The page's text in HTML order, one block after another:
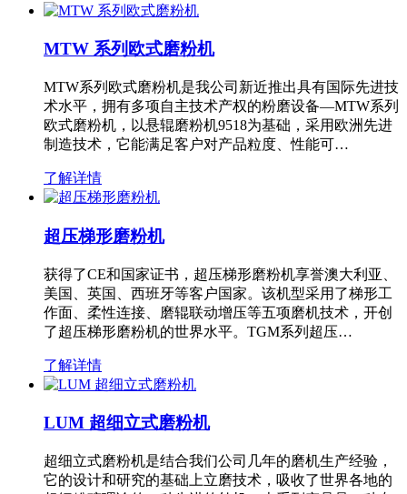
MTW 系列欧式磨粉机
MTW系列欧式磨粉机是我公司新近推出具有国际先进技
术水平，拥有多项自主技术产权的粉磨设备—MTW系列
欧式磨粉机，以悬辊磨粉机9518为基础，采用欧洲先进
制造技术，它能满足客户对产品粒度、性能可…
了解详情
超压梯形磨粉机
获得了CE和国家证书，超压梯形磨粉机享誉澳大利亚、
美国、英国、西班牙等客户国家。该机型采用了梯形工
作面、柔性连接、磨辊联动增压等五项磨机技术，开创
了超压梯形磨粉机的世界水平。TGM系列超压…
了解详情
LUM 超细立式磨粉机
超细立式磨粉机是结合我们公司几年的磨机生产经验，
它的设计和研究的基础上立磨技术，吸收了世界各地的